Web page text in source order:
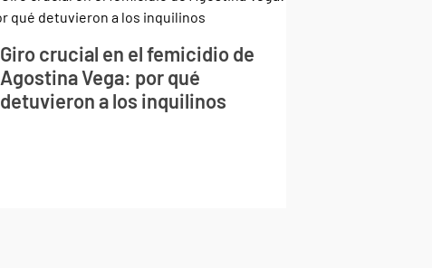
Giro crucial en el femicidio de
Agostina Vega: por qué
detuvieron a los inquilinos